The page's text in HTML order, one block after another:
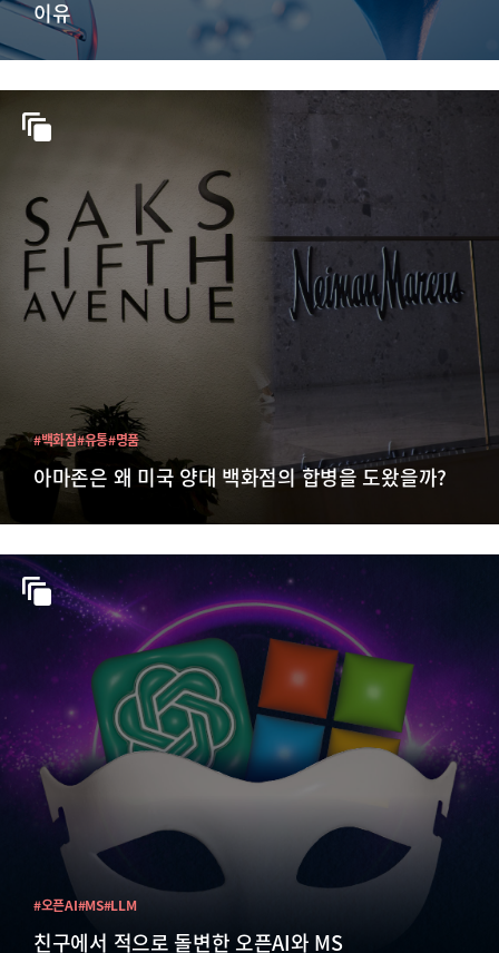
이유
아마존은 왜 미국 양대 백화점의 합병을 도왔을까?
#백화점#유통#명품
친구에서 적으로 돌변한 오픈AI와 MS
#오픈AI#MS#LLM